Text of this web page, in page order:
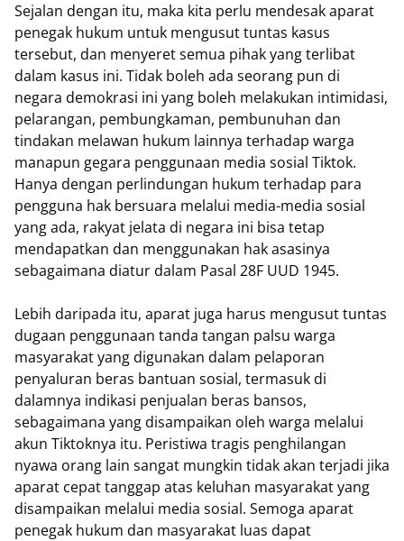
Sejalan dengan itu, maka kita perlu mendesak aparat
penegak hukum untuk mengusut tuntas kasus
tersebut, dan menyeret semua pihak yang terlibat
dalam kasus ini. Tidak boleh ada seorang pun di
negara demokrasi ini yang boleh melakukan intimidasi,
pelarangan, pembungkaman, pembunuhan dan
tindakan melawan hukum lainnya terhadap warga
manapun gegara penggunaan media sosial Tiktok.
Hanya dengan perlindungan hukum terhadap para
pengguna hak bersuara melalui media-media sosial
yang ada, rakyat jelata di negara ini bisa tetap
mendapatkan dan menggunakan hak asasinya
sebagaimana diatur dalam Pasal 28F UUD 1945.
Lebih daripada itu, aparat juga harus mengusut tuntas
dugaan penggunaan tanda tangan palsu warga
masyarakat yang digunakan dalam pelaporan
penyaluran beras bantuan sosial, termasuk di
dalamnya indikasi penjualan beras bansos,
sebagaimana yang disampaikan oleh warga melalui
akun Tiktoknya itu. Peristiwa tragis penghilangan
nyawa orang lain sangat mungkin tidak akan terjadi jika
aparat cepat tanggap atas keluhan masyarakat yang
disampaikan melalui media sosial. Semoga aparat
penegak hukum dan masyarakat luas dapat